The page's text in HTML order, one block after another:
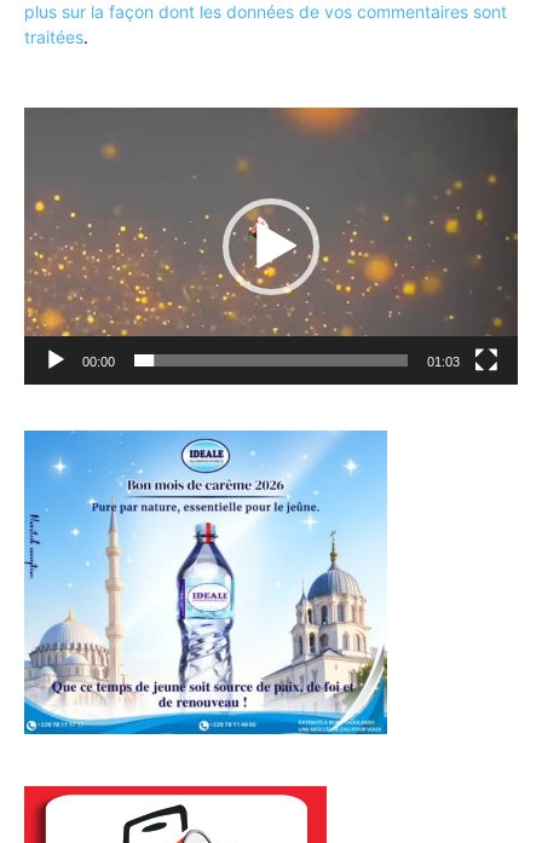
plus sur la façon dont les données de vos commentaires sont
traitées.
00:00 01:03